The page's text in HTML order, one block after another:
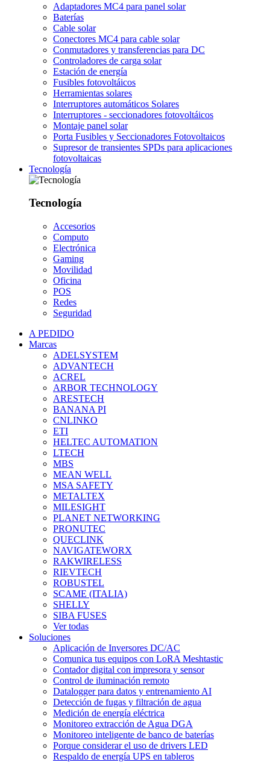
Adaptadores MC4 para panel solar
Baterías
Cable solar
Conectores MC4 para cable solar
Conmutadores y transferencias para DC
Controladores de carga solar
Estación de energía
Fusibles fotovoltáicos
Herramientas solares
Interruptores automáticos Solares
Interruptores - seccionadores fotovoltáicos
Montaje panel solar
Porta Fusibles y Seccionadores Fotovoltaicos
Supresor de transientes SPDs para aplicaciones
fotovoltaicas
Tecnología
Tecnología
Accesorios
Computo
Electrónica
Gaming
Movilidad
Oficina
POS
Redes
Seguridad
A PEDIDO
Marcas
ADELSYSTEM
ADVANTECH
ACREL
ARBOR TECHNOLOGY
ARESTECH
BANANA PI
CNLINKO
ETI
HELTEC AUTOMATION
LTECH
MBS
MEAN WELL
MSA SAFETY
METALTEX
MILESIGHT
PLANET NETWORKING
PRONUTEC
QUECLINK
NAVIGATEWORX
RAKWIRELESS
RIEVTECH
ROBUSTEL
SCAME (ITALIA)
SHELLY
SIBA FUSES
Ver todas
Soluciones
Aplicación de Inversores DC/AC
Comunica tus equipos con LoRA Meshtastic
Contador digital con impresora y sensor
Control de iluminación remoto
Datalogger para datos y entrenamiento AI
Detección de fugas y filtración de agua
Medición de energía eléctrica
Monitoreo extracción de Agua DGA
Monitoreo inteligente de banco de baterías
Porque considerar el uso de drivers LED
Respaldo de energía UPS en tableros